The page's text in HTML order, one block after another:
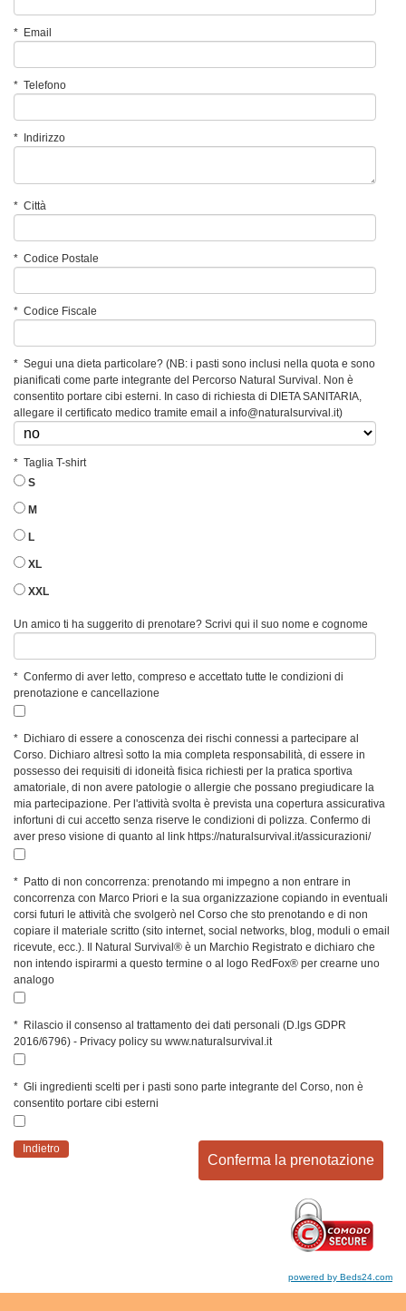
* Email
* Telefono
* Indirizzo
* Città
* Codice Postale
* Codice Fiscale
* Segui una dieta particolare? (NB: i pasti sono inclusi nella quota e sono
pianificati come parte integrante del Percorso Natural Survival. Non è
consentito portare cibi esterni. In caso di richiesta di DIETA SANITARIA,
allegare il certificato medico tramite email a info@naturalsurvival.it)
* Taglia T-shirt
S
M
L
XL
XXL
Un amico ti ha suggerito di prenotare? Scrivi qui il suo nome e cognome
* Confermo di aver letto, compreso e accettato tutte le condizioni di
prenotazione e cancellazione
* Dichiaro di essere a conoscenza dei rischi connessi a partecipare al
Corso. Dichiaro altresì sotto la mia completa responsabilità, di essere in
possesso dei requisiti di idoneità fisica richiesti per la pratica sportiva
amatoriale, di non avere patologie o allergie che possano pregiudicare la
mia partecipazione. Per l'attività svolta è prevista una copertura assicurativa
infortuni di cui accetto senza riserve le condizioni di polizza. Confermo di
aver preso visione di quanto al link https://naturalsurvival.it/assicurazioni/
* Patto di non concorrenza: prenotando mi impegno a non entrare in
concorrenza con Marco Priori e la sua organizzazione copiando in eventuali
corsi futuri le attività che svolgerò nel Corso che sto prenotando e di non
copiare il materiale scritto (sito internet, social networks, blog, moduli o email
ricevute, ecc.). Il Natural Survival® è un Marchio Registrato e dichiaro che
non intendo ispirarmi a questo termine o al logo RedFox® per crearne uno
analogo
* Rilascio il consenso al trattamento dei dati personali (D.lgs GDPR
2016/6796) - Privacy policy su www.naturalsurvival.it
* Gli ingredienti scelti per i pasti sono parte integrante del Corso, non è
consentito portare cibi esterni
Indietro
powered by Beds24.com